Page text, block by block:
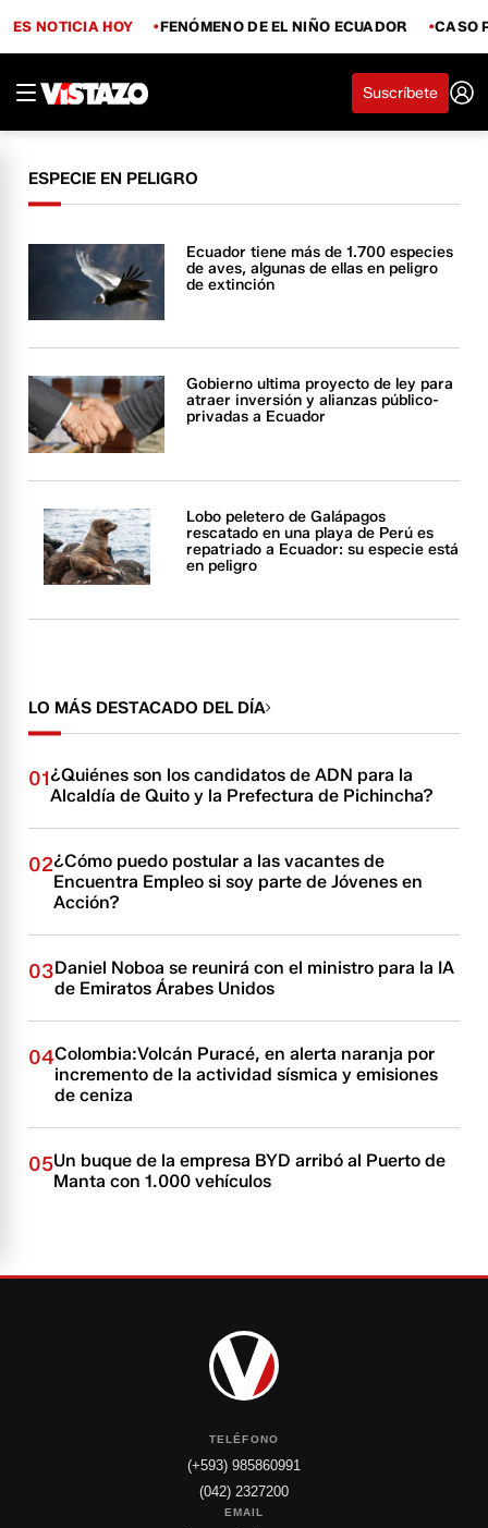
ES NOTICIA HOY FENÓMENO DE EL NIÑO ECUADOR CASO
Suscríbete
ESPECIE EN PELIGRO
Ecuador tiene más de 1.700 especies
de aves, algunas de ellas en peligro
de extinción
Gobierno ultima proyecto de ley para
atraer inversión y alianzas público-
privadas a Ecuador
Lobo peletero de Galápagos
rescatado en una playa de Perú es
repatriado a Ecuador: su especie está
en peligro
LO MÁS DESTACADO DEL DÍA
01¿Quiénes son los candidatos de ADN para la
Alcaldía de Quito y la Prefectura de Pichincha?
02¿Cómo puedo postular a las vacantes de
Encuentra Empleo si soy parte de Jóvenes en
Acción?
03Daniel Noboa se reunirá con el ministro para la IA
de Emiratos Árabes Unidos
04Colombia:Volcán Puracé, en alerta naranja por
incremento de la actividad sísmica y emisiones
de ceniza
05Un buque de la empresa BYD arribó al Puerto de
Manta con 1.000 vehículos
TELÉFONO
(+593) 985860991
(042) 2327200
EMAIL